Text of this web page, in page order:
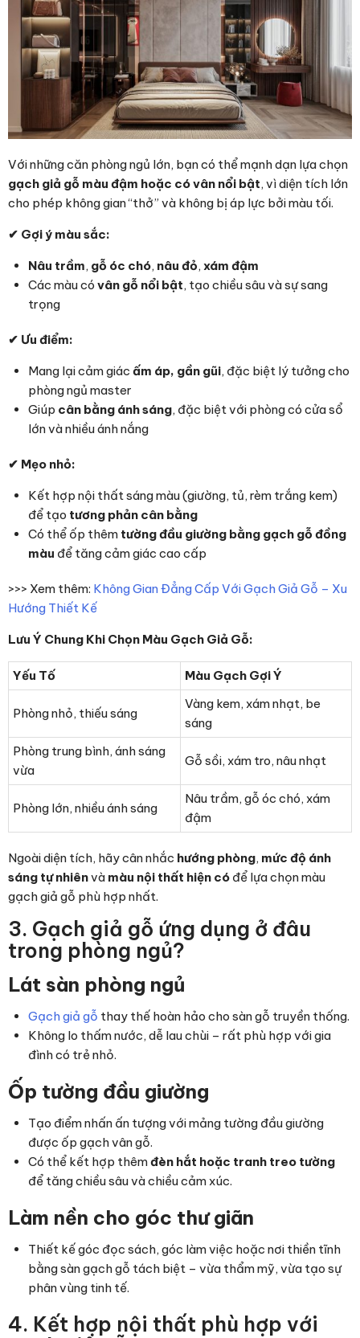
Với những căn phòng ngủ lớn, bạn có thể mạnh dạn lựa chọn
gạch giả gỗ màu đậm hoặc có vân nổi bật, vì diện tích lớn
cho phép không gian “thở” và không bị áp lực bởi màu tối.
✔ Gợi ý màu sắc:
Nâu trầm, gỗ óc chó, nâu đỏ, xám đậm
Các màu có vân gỗ nổi bật, tạo chiều sâu và sự sang
trọng
✔ Ưu điểm:
Mang lại cảm giác ấm áp, gần gũi, đặc biệt lý tưởng cho
phòng ngủ master
Giúp cân bằng ánh sáng, đặc biệt với phòng có cửa sổ
lớn và nhiều ánh nắng
✔ Mẹo nhỏ:
Kết hợp nội thất sáng màu (giường, tủ, rèm trắng kem)
để tạo tương phản cân bằng
Có thể ốp thêm tường đầu giường bằng gạch gỗ đồng
màu để tăng cảm giác cao cấp
>>> Xem thêm: Không Gian Đẳng Cấp Với Gạch Giả Gỗ – Xu
Hướng Thiết Kế
Lưu Ý Chung Khi Chọn Màu Gạch Giả Gỗ:
Yếu Tố Màu Gạch Gợi Ý
Phòng nhỏ, thiếu sáng
Vàng kem, xám nhạt, be
sáng
Phòng trung bình, ánh sáng
vừa
Gỗ sồi, xám tro, nâu nhạt
Phòng lớn, nhiều ánh sáng
Nâu trầm, gỗ óc chó, xám
đậm
Ngoài diện tích, hãy cân nhắc hướng phòng, mức độ ánh
sáng tự nhiênvà màu nội thất hiện có để lựa chọn màu
gạch giả gỗ phù hợp nhất.
3. Gạch giả gỗ ứng dụng ở đâu
trong phòng ngủ?
Lát sàn phòng ngủ
Gạch giả gỗ thay thế hoàn hảo cho sàn gỗ truyền thống.
Không lo thấm nước, dễ lau chùi – rất phù hợp với gia
đình có trẻ nhỏ.
Ốp tường đầu giường
Tạo điểm nhấn ấn tượng với mảng tường đầu giường
được ốp gạch vân gỗ.
Có thể kết hợp thêmđèn hắt hoặc tranh treo tường
để tăng chiều sâu và chiều cảm xúc.
Làm nền cho góc thư giãn
Thiết kế góc đọc sách, góc làm việc hoặc nơi thiền tĩnh
bằng sàn gạch gỗ tách biệt – vừa thẩm mỹ, vừa tạo sự
phân vùng tinh tế.
4. Kết hợp nội thất phù hợp với